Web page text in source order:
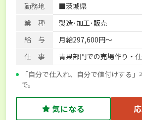
勤務地
■茨城県
業 種
製造･加工･販売
給 与
月給297,600円～
仕 事
青果部門での売場作り・
「自分で仕入れ、自分で値付けする
で。
気になる